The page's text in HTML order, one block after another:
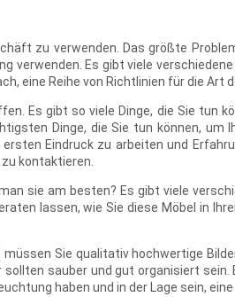
zu verwenden. Das größte
Es gibt viele
eine Reihe von Richtlinien für die
Es gibt so viele Dinge, die Sie tun
Dinge, die Sie tun können,
Eindruck zu arbeiten und
kontaktieren.
sie am besten? Es gibt viele
lassen, wie Sie diese Möbel in
Sie qualitativ hochwertige
sauber und gut organisiert
haben und in der Lage sein,